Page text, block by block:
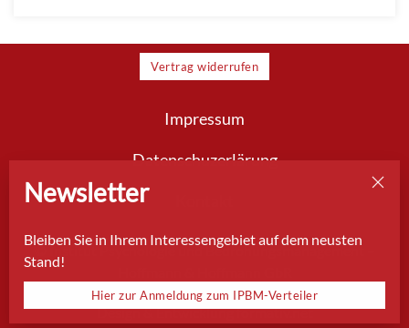
Newsletter
Bleiben Sie in Ihrem Interessengebiet auf dem neusten
Stand!
Hier zur Anmeldung zum IPBM-Verteiler
Vertrag widerrufen
Impressum
Datenschuzerlärung
© Institut Psychologie und Bedrohungsmanagement –
Design & Entwicklungformativ.net